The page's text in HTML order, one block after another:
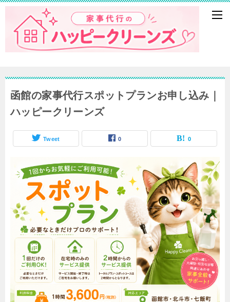
函館の家事代行スポットプランお申し込み｜
ハッピークリーンズ
Tweet 0 0